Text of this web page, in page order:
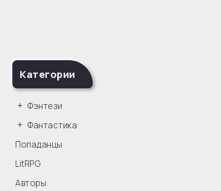
Категории
Фэнтези
Фантастика
Попаданцы
LitRPG
Авторы